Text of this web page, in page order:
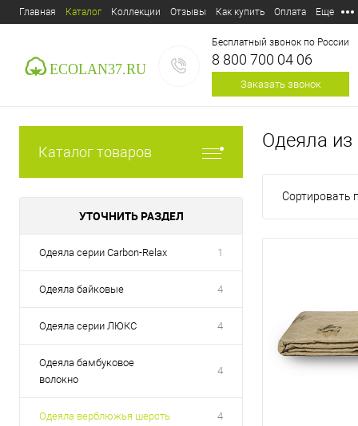
Главная Каталог Коллекции Отзывы Как купить Оплата Еще
Бесплатный звонок по России
8 800 700 04 06
Заказать звонок
E-mail:
Пункт выдачи: Россия,
Дзержинского, д.39
Пн-Пт : с 08:00 до 17:00
Сб, Вс : выходной
Заказы с сайта
Каталог товаров
УТОЧНИТЬ РАЗДЕЛ
Одеяла серии Carbon-Relax 1
Одеяла байковые 4
Одеяла серии ЛЮКС 4
Одеяла бамбуковое
волокно
4
Одеяла верблюжья шерсть 4
Одеяла
Сортировать